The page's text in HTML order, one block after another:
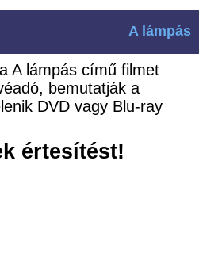
A lámpás
A lámpás című filmet
bemutatják a
DVD vagy Blu-ray
értesítést!